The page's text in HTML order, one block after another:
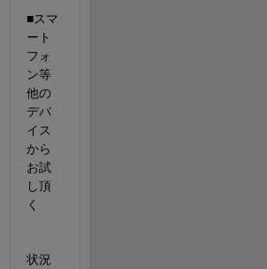
■スマ
ート
フォ
ン等
他の
デバ
イス
から
お試
し頂
く
状況